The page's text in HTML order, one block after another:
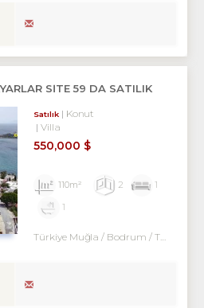
SİTE 59 DA SATILIK
Satılık
Konut
Villa
550,000 $
110m² 2
1
1
Türkiye Muğla / Bodrum / Turgutreis